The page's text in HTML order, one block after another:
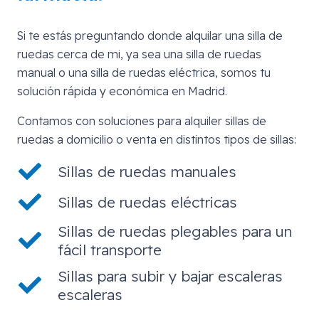
Si te estás preguntando donde alquilar una silla de
ruedas cerca de mi, ya sea una silla de ruedas
manual o una silla de ruedas eléctrica, somos tu
solución rápida y económica en Madrid.
Contamos con soluciones para alquiler sillas de
ruedas a domicilio o venta en distintos tipos de sillas:
Sillas de ruedas manuales
Sillas de ruedas eléctricas
Sillas de ruedas plegables para un
fácil transporte
Sillas para subir y bajar escaleras
escaleras